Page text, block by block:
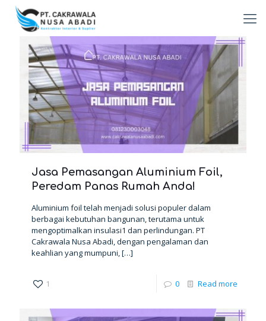
Jasa Pemasangan Aluminium Foil,
Peredam Panas Rumah Anda!
Aluminium foil telah menjadi solusi populer dalam
berbagai kebutuhan bangunan, terutama untuk
mengoptimalkan insulasi1 dan perlindungan. PT
Cakrawala Nusa Abadi, dengan pengalaman dan
keahlian yang mumpuni,[…]
1 0 Read more